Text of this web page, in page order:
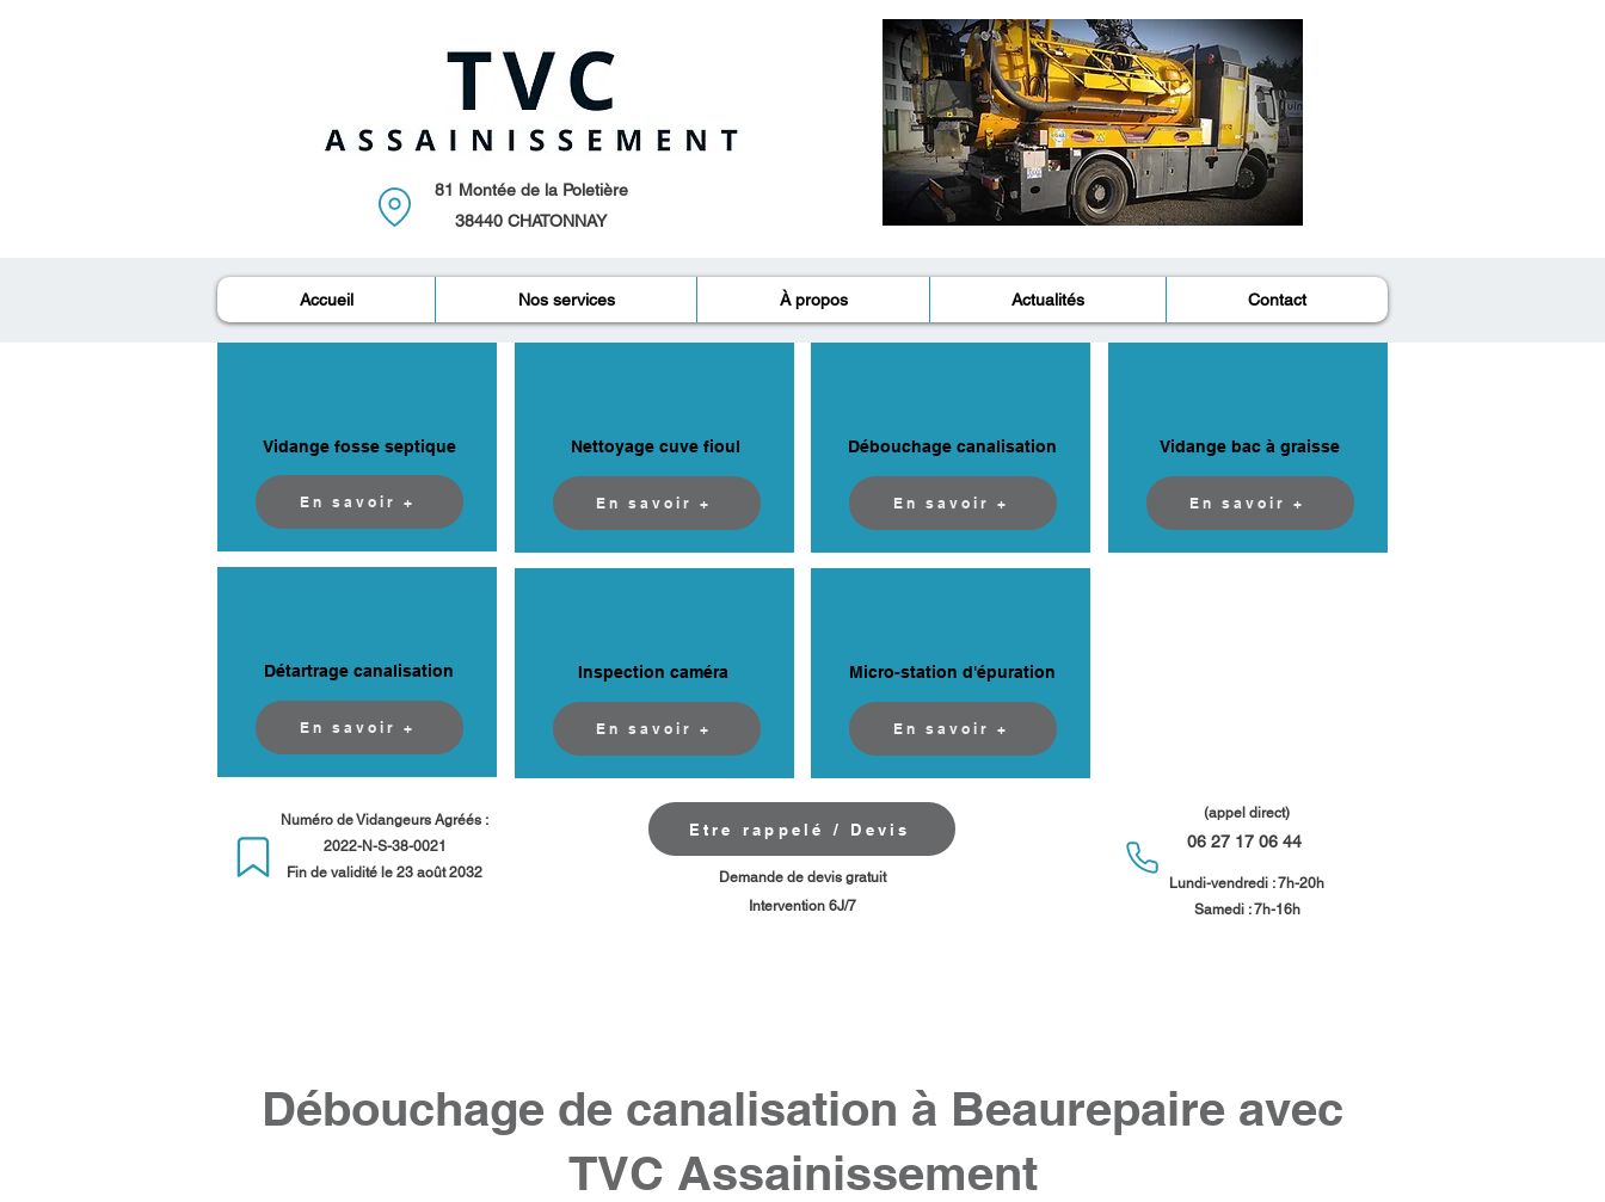
81 Montée de la Poletière
38440 CHATONNAY​
Accueil Nos services À propos Actualités Contact
Vidange fosse septique
En savoir +
Détartrage canalisation
En savoir +
Nettoyage cuve fioul
En savoir +
Inspection caméra
En savoir +
Débouchage canalisation
En savoir +
Micro-station d'épuration
En savoir +
Vidange bac à graisse
En savoir +
Numéro de Vidangeurs Agréés :
2022-N-S-38-0021
Fin de validité le 23 août 2032
Etre rappelé / Devis
​Demande de devis gratuit
Intervention 6J/7
(appel direct)
06 27 17 06 44
Lundi-vendredi : 7h-20h
Samedi : 7h-16h​​
Débouchage de canalisation à Beaurepaire avec
TVC Assainissement